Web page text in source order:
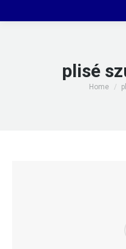
plisé
You are
Home